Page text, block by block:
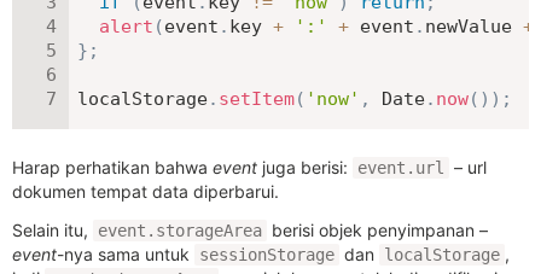
alert (event . key + ':' + event . newValue +
} ;
localStorage. setItem( 'now' , Date. now( ) ) ;
Harap perhatikan bahwa event juga berisi: event.url
– url
dokumen tempat data diperbarui.
Selain itu,
event.storageArea berisi objek penyimpanan –
event-nya sama untuk sessionStorage dan localStorage ,